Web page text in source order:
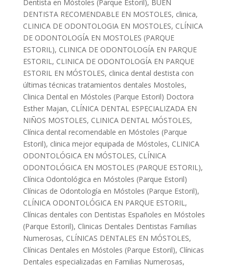
Dentista en Móstoles (Parque Estoril), BUEN
DENTISTA RECOMENDABLE EN MOSTOLES, clinica,
CLINICA DE ODONTOLOGIA EN MOSTOLES, CLÍNICA
DE ODONTOLOGÍA EN MOSTOLES (PARQUE
ESTORIL), CLINICA DE ODONTOLOGÍA EN PARQUE
ESTORIL, CLINICA DE ODONTOLOGÍA EN PARQUE
ESTORIL EN MÓSTOLES, clinica dental destista con
últimas técnicas tratamientos dentales Mostoles,
Clinica Dental en Móstoles (Parque Estoril) Doctora
Esther Majan, CLÍNICA DENTAL ESPECIALIZADA EN
NIÑOS MOSTOLES, CLINICA DENTAL MÓSTOLES,
Clínica dental recomendable en Móstoles (Parque
Estoril), clinica mejor equipada de Móstoles, CLINICA
ODONTOLÓGICA EN MÓSTOLES, CLÍNICA
ODONTOLÓGICA EN MOSTOLES (PARQUE ESTORIL),
Clínica Odontológica en Móstoles (Parque Estoril)
Clínicas de Odontología en Móstoles (Parque Estoril),
CLÍNICA ODONTOLÓGICA EN PARQUE ESTORIL,
Clínicas dentales con Dentistas Españoles en Móstoles
(Parque Estoril), Clinicas Dentales Dentistas Familias
Numerosas, CLÍNICAS DENTALES EN MÓSTOLES,
Clínicas Dentales en Móstoles (Parque Estoril), Clínicas
Dentales especializadas en Familias Numerosas,